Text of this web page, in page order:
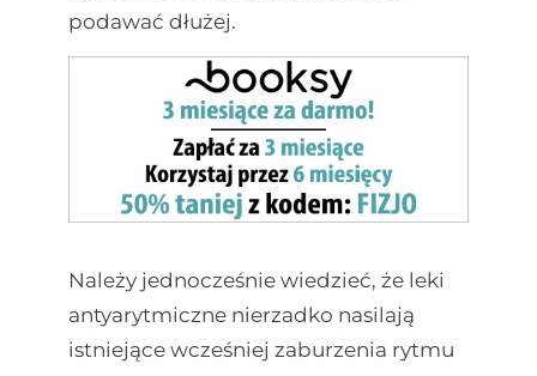
podawać dłużej.
Należy jednocześnie wiedzieć, że leki
antyarytmiczne nierzadko nasilają
istniejące wcześniej zaburzenia rytmu